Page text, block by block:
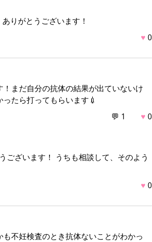
りがとうございます！
♥ 0
まだ自分の抗体の結果が出ていないけ
たら打ってもらいます💉
💬 1 ♥ 0
ございます！ うちも相談して、そのよう
♥ 0
不妊検査のとき抗体ないことがわかっ